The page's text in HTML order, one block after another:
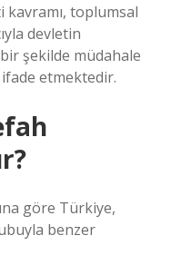
toplumsal
devletin
şekilde müdahale
etmektedir.
göre Türkiye,
benzer